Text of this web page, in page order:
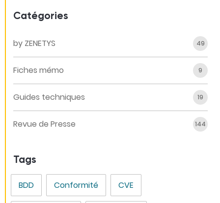
Catégories
by ZENETYS 49
Fiches mémo 9
Guides techniques 19
Revue de Presse 144
Tags
BDD Conformité CVE